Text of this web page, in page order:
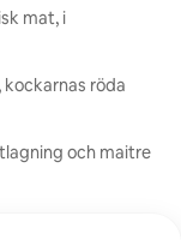
mat, i
kockarnas röda
och maitre